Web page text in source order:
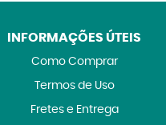
INFORMAÇÕES ÚTEIS
Como Comprar
Termos de Uso
Fretes e Entrega